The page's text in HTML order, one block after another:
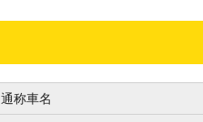
通称車名